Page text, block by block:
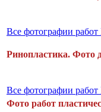
Все фотографии
Ринопластика. Фото
Все фотографии
Фото работ